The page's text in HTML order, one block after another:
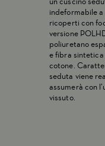
indeformabile
ricoperti con
versione
poliuretano
e fibra
cotone.
seduta viene
assumerà con
vissuto.